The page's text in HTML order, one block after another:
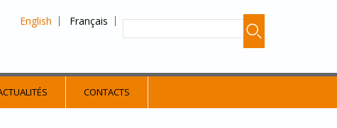
English Français
CONTACTS